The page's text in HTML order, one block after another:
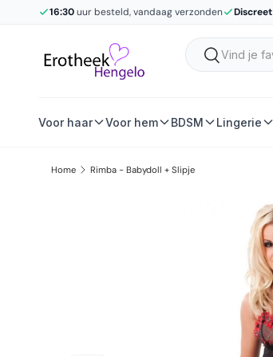
16:30uur besteld, vandaag verzonden Discreet
Zoeken
Zoeken
Voor haar Voor hem BDSM Lingerie
Home Rimba - Babydoll + Slipje
Ga direct naar productinformatie